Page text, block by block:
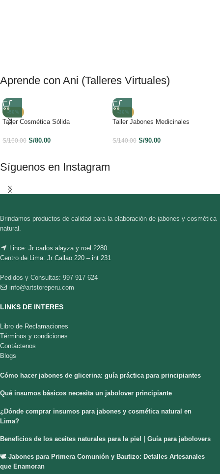
Aprende con Ani (Talleres Virtuales)
-50%
Taller Cosmética Sólida
S/160.00 S/80.00
-36%
Taller Jabones Medicinales
S/140.00 S/90.00
Síguenos en Instagram
Brindamos productos de calidad para la elaboración de jabones y cosmética
natural.
Lince: Jr carlos alayza y roel 2280
Centro de Lima: Jr Callao 220 – int 231
Pedidos y Consultas: 997 917 624
info@artstoreperu.com
LINKS DE INTERES
Libro de Reclamaciones
Términos y condiciones
Contáctenos
Blogs
Cómo hacer jabones de glicerina: guía práctica para principiantes
Qué insumos básicos necesita un jabolover principiante
¿Dónde comprar insumos para jabones y cosmética natural en
Lima?
Beneficios de los aceites naturales para la piel | Guía para jabolovers
🕊️ Jabones para Primera Comunión y Bautizo: Detalles Artesanales
que Enamoran